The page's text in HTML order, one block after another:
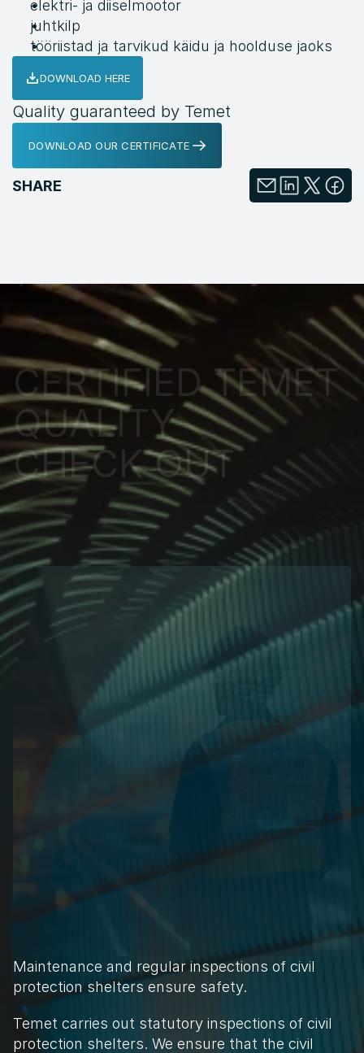
elektri- ja diiselmootor
juhtkilp
tööriistad ja tarvikud käidu ja hoolduse jaoks
DOWNLOAD HERE
Quality guaranteed by Temet
DOWNLOAD OUR CERTIFICATE
SHARE
CERTIFIED TEMET
QUALITY
CHECK OUT
Maintenance and regular inspections of civil
protection shelters ensure safety.
Temet carries out statutory inspections of civil
protection shelters. We ensure that the civil